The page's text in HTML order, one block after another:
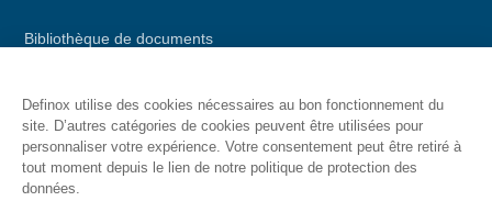
Bibliothèque de documents
Bibliotheque 2D 3D
Definox utilise des cookies nécessaires au bon fonctionnement du
site. D’autres catégories de cookies peuvent être utilisées pour
personnaliser votre expérience. Votre consentement peut être retiré à
tout moment depuis le lien de notre politique de protection des
données.